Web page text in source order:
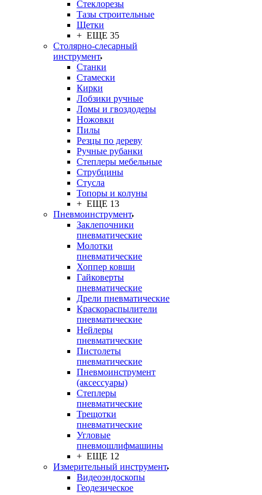
Стеклорезы
Тазы строительные
Щетки
+ ЕЩЕ 35
Столярно-слесарный
инструмент
Станки
Стамески
Кирки
Лобзики ручные
Ломы и гвоздодеры
Ножовки
Пилы
Резцы по дереву
Ручные рубанки
Степлеры мебельные
Струбцины
Стусла
Топоры и колуны
+ ЕЩЕ 13
Пневмоинструмент
Заклепочники
пневматические
Молотки
пневматические
Хоппер ковши
Гайковерты
пневматические
Дрели пневматические
Краскораспылители
пневматические
Нейлеры
пневматические
Пистолеты
пневматические
Пневмоинструмент
(аксессуары)
Степлеры
пневматические
Трещотки
пневматические
Угловые
пневмошлифмашины
+ ЕЩЕ 12
Измерительный инструмент
Видеоэндоскопы
Геодезическое